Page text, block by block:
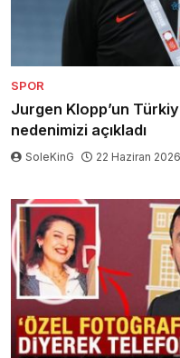
SPOR
Jurgen Klopp’un
nedenimizi açıkladı
SoleKinG 22 Haziran 2026